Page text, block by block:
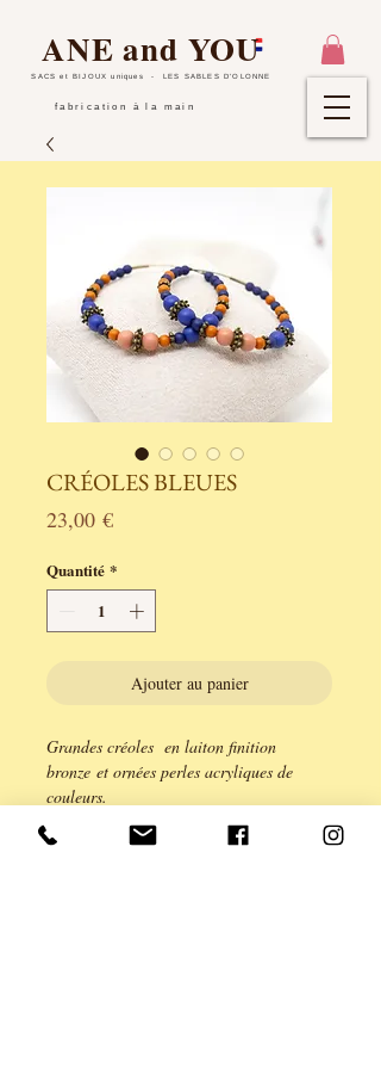
SACS et BIJOUX uniques - LES SABLES D'OLONNE
ANE and YOU
fabrication à la main
CRÉOLES BLEUES
23,00 €Prix
Quantité *
Ajouter au panier
Grandes créoles en laiton finition
bronze et ornées perles acryliques de
couleurs.
Légèreté et couleur chaudes pour cet
ensemble de laiton et de perles boules.